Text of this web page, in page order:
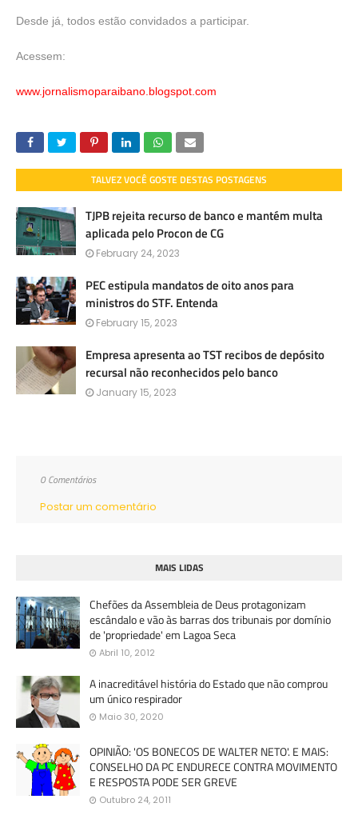
Desde já, todos estão convidados a participar.
Acessem:
www.jornalismoparaibano.blogspot.com
TALVEZ VOCÊ GOSTE DESTAS POSTAGENS
TJPB rejeita recurso de banco e mantém multa
aplicada pelo Procon de CG
February 24, 2023
PEC estipula mandatos de oito anos para
ministros do STF. Entenda
February 15, 2023
Empresa apresenta ao TST recibos de depósito
recursal não reconhecidos pelo banco
January 15, 2023
0 Comentários
Postar um comentário
MAIS LIDAS
Chefões da Assembleia de Deus protagonizam
escândalo e vão às barras dos tribunais por domínio
de 'propriedade' em Lagoa Seca
Abril 10, 2012
A inacreditável história do Estado que não comprou
um único respirador
Maio 30, 2020
OPINIÃO: 'OS BONECOS DE WALTER NETO'. E MAIS:
CONSELHO DA PC ENDURECE CONTRA MOVIMENTO
E RESPOSTA PODE SER GREVE
Outubro 24, 2011